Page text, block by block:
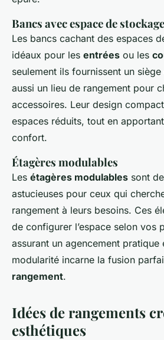
Bancs avec espace de stockage
Les bancs cachant des espaces
idéaux pour les entrées ou les
seulement ils fournissent un
aussi un lieu de rangement pour
accessoires. Leur design
espaces réduits, tout en
confort.
Étagères modulables
Les étagères modulables sont
astucieuses pour ceux qui
rangement à leurs besoins. Ces
de configurer l’espace selon vos
assurant un agencement pratique
modularité incarne la fusion
rangement.
Idées de rangements
esthétiques